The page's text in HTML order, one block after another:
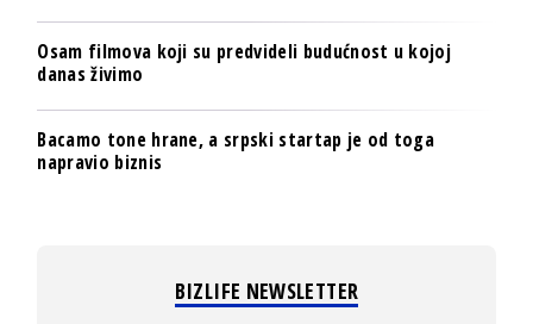
Osam filmova koji su predvideli budućnost u kojoj
danas živimo
Bacamo tone hrane, a srpski startap je od toga
napravio biznis
BIZLIFE NEWSLETTER